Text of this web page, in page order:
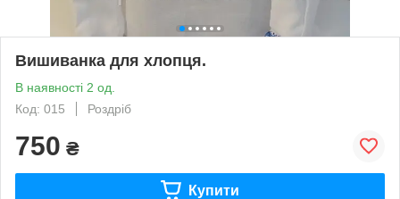
Вишиванка для хлопця.
В наявності 2 од.
Код: 015
Роздріб
750 ₴
Купити